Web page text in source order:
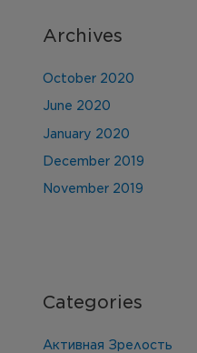
Archives
October 2020
June 2020
January 2020
December 2019
November 2019
Categories
Активная Зрелость